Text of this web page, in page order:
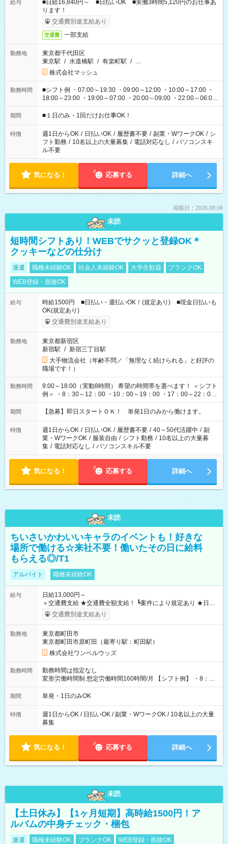
給与
■日給16,840円～ ■日払いOK ■実働3時間5,120円のお仕事あ
ります！
交通費別途支給あり
交通費 一部支給
勤務地
東京都千代田区
東京駅 / 水道橋駅 / 有楽町駅 / …
株式会社マッシュ
勤務時間
■シフト例 ・07:00～19:30 ・09:00～12:00 ・10:00～17:00 ・
18:00～23:00 ・19:00～07:00 ・20:00～09:00 ・22:00～06:00
etc ★最短で3時間で5,120円のお仕事から 15時間で2万円近く稼
げるお仕事も！ ご希望のお時間に合わせてご紹介！ ※シフトは
ください！
期間 ■１日のみ・1回だけお仕事OK！
特徴 週1日からOK / 日払いOK / 履歴書不要 / 副業・WワークOK / シ
フト勤務 / 10名以上の大量募集 / 電話対応なし / パソコンスキ
ル不要
気になる！ 応募する 詳細へ
掲載日：2026.08.06
未読
短時間シフトあり！WEBでサクッと登録OK＊
クッキーなどの仕分け
派遣 職種未経験OK 社会人未経験OK 大学生歓迎
ブランクOK
WEB登録・面接OK
給与
時給1500円 ■日払い・週払いOK！(規定あり) ■現金日払いも
OK(規定あり)
交通費別途支給あり
勤務地
東京都新宿区
新宿駅 / 新宿三丁目駅
大手物流会社（年齢不問／「無理なく続けられる」と好評の
職場です！）
勤務時間
9:00～18:00（実動8時間） 希望の時間帯を選べます！ ＜シフト
例＞ ・8：30～12：00 ・10：00～19：00 ・17：00～22：00
・13：00～22：00 ・22：00～翌6：00 など
期間 【急募】即日スタートＯＫ！ 単発1日のみから働けます。
特徴 週1日からOK / 日払いOK / 履歴書不要 / 40～50代活躍中 / 副
業・WワークOK / 服装自由 / シフト勤務 / 10名以上の大量募
集 / 電話対応なし / パソコンスキル不要
気になる！ 応募する 詳細へ
未読
ちいさいかわいいキャラのイベントも！好きな
場所で働ける☆来社不要！働いたその日に給料
もらえる◎/T1
アルバイト 職種未経験OK
給与
日給13,000円～
＋交通費支給 ★交通費全額支給！ ┗案件により規定あり ★日払
いOK！（規定あり） ┗働いたその日に現金GET♪ お仕事後はコ
ンビニATMから 日払い分を引き落とせます！ 【試用期間】試
交通費別途支給あり
勤務地
東京都町田市
東京都町田市原町田（最寄り駅：町田駅）
株式会社ワンベルウッズ
勤務時間
勤務時間は指定なし
変形労働時間制 想定労働時間160時間/月 【シフト例】 ・8：00
～21：00
期間 単発・1日のみOK
特徴
週1日からOK / 日払いOK / 副業・WワークOK / 10名以上の大量
募集
気になる！ 応募する 詳細へ
未読
【土日休み】【1ヶ月短期】高時給1500円！ア
ルバムの中身チェック・梱包
派遣 職種未経験OK ブランクOK WEB登録・面接OK